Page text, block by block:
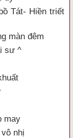
Tát- Hiền triết
màn đêm
sư ^
may
nhị